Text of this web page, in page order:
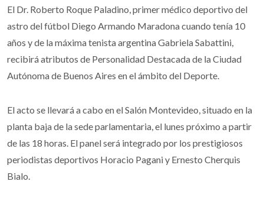
El Dr. Roberto Roque Paladino, primer médico deportivo del
astro del fútbol Diego Armando Maradona cuando tenía 10
años y de la máxima tenista argentina Gabriela Sabattini,
recibirá atributos de Personalidad Destacada de la Ciudad
Autónoma de Buenos Aires en el ámbito del Deporte.
El acto se llevará a cabo en el Salón Montevideo, situado en la
planta baja de la sede parlamentaria, el lunes próximo a partir
de las 18 horas. El panel será integrado por los prestigiosos
periodistas deportivos Horacio Pagani y Ernesto Cherquis
Bialo.